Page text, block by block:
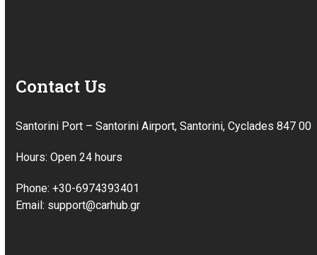
Contact Us
Santorini Port – Santorini Airport, Santorini, Cyclades 847 00
Hours: Open 24 hours
Phone: +30-6974393401
Email: support@carhub.gr